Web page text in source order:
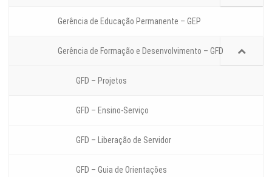
Gerência de Educação Permanente – GEP
Gerência de Formação e Desenvolvimento – GFD
GFD – Projetos
GFD – Ensino-Serviço
GFD – Liberação de Servidor
GFD – Guia de Orientações